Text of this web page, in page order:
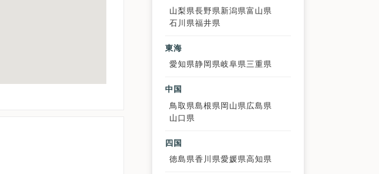
山梨県長野県 新潟県富山県
石川県福井県
東海
愛知県静岡県岐阜県三重県
中国
鳥取県島根県 岡山県 広島県
山口県
四国
徳島県香川県愛媛県高知県